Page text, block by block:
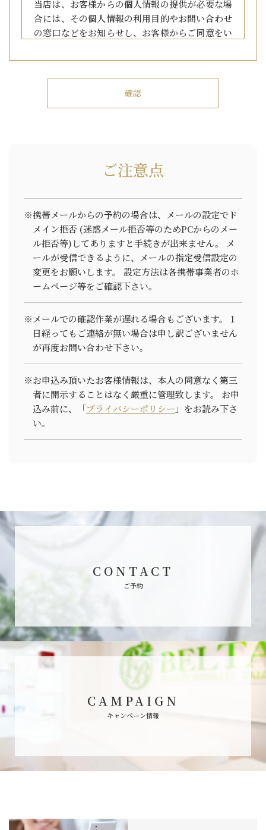
当店は、お客様からの個人情報の提供が必要な場
合には、その個人情報の利用目的やお問い合わせ
の窓口などをお知らせし、お客様からご同意をい
2. 個人情報の開示について
き、お客様の個人情報を第三者に提供または開示
3. 個人情報を利用する場合
当店は、お客様から同意をいただいた利用目的範
囲内で個人情報を利用いたします。
4. 個人情報の取り扱いにおける安
全対策の実施
当店は、組織ごとに個人情報保護の責任者を置
き、適切な管理に取り組みます。また、個人情報
を安全に管理するために、セキュリティの確保・
向上に努めます。
なお、当店は、利用目的が達成された個人情報に
つきまして、継続して保管する必要がなくなった
ご利用者が、ご自分以外の方の個人情報を当店に
ご提供される際には、必ずご本人から、ご利用者
が当店に対して個人情報を提供するご了解を頂い
た上で、ご提供下さい。
7. セキュリティについて
ュリティのため、パスワードで保護されていま
ご注意点
※携帯メールからの予約の場合は、メールの設定でド
メイン拒否 (迷惑メール拒否等のためPCからのメー
ル拒否等)してありますと手続きが出来ません。
メ
ールが受信できるように、メールの指定受信設定の
変更をお願いします。
設定方法は各携帯事業者のホ
ームページ等をご確認下さい。
※メールでの確認作業が遅れる場合もございます。
1
日経ってもご連絡が無い場合は申し訳ございません
が再度お問い合わせ下さい。
※お申込み頂いたお客様情報は、本人の同意なく第三
者に開示することはなく厳重に管理致します。
お申
込み前に、「プライバシーポリシー 」をお読み下さ
い。
CONTACT
ご予約
CAMPAIGN
キャンペーン情報